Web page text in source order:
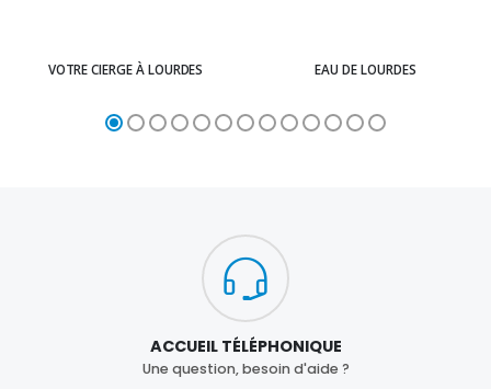
VOTRE CIERGE À LOURDES EAU DE LOURDES
ACCUEIL TÉLÉPHONIQUE
Une question, besoin d'aide ?